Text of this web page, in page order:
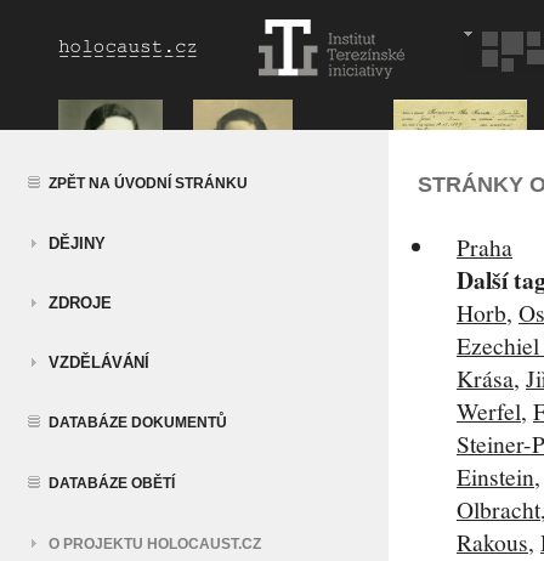
ZPĚT NA ÚVODNÍ STRÁNKU
DĚJINY
ZDROJE
VZDĚLÁVÁNÍ
DATABÁZE DOKUMENTŮ
DATABÁZE OBĚTÍ
O PROJEKTU HOLOCAUST.CZ
STRÁNKY
Praha
Další
Horb,
Krása,
Werfel,
Steiner-
Einstein
Olbracht
Rakous,